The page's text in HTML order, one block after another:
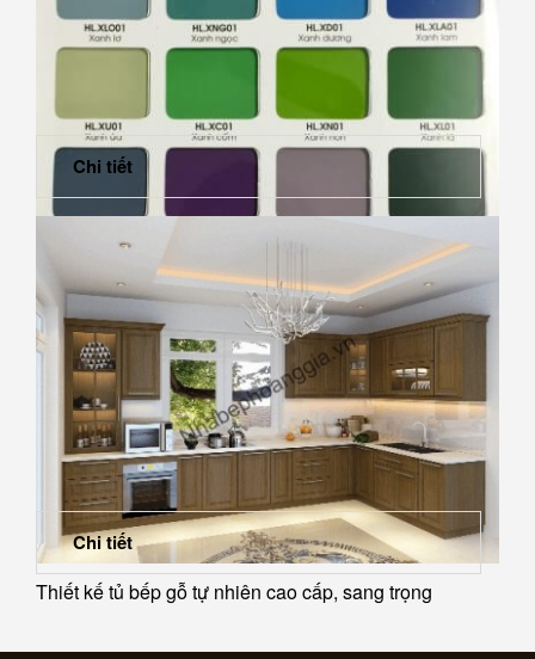
Kính ốp cho nhà bếp hiện đại
Chi tiết
Thiết kế tủ bếp gỗ tự nhiên cao cấp, sang trọng
Chi tiết